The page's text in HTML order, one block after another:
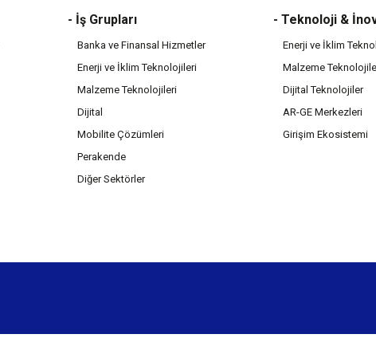
- İş Grupları
Banka ve Finansal Hizmetler
Enerji ve İklim Teknolojileri
Malzeme Teknolojileri
Dijital
Mobilite Çözümleri
Perakende
Diğer Sektörler
- Teknoloji &
Enerji ve İklim
Malzeme
Dijital Teknolojiler
AR-GE Merkezleri
Girişim Ekosistemi